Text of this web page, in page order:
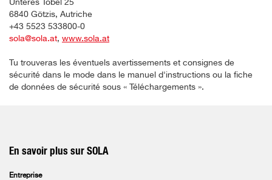
Unteres Tobel 25
6840 Götzis, Autriche
+43 5523 533800-0
sola@sola.at, www.sola.at
Tu trouveras les éventuels avertissements et consignes de
sécurité dans le mode dans le manuel d'instructions ou la fiche
de données de sécurité sous « Téléchargements ».
En savoir plus sur SOLA
Entreprise